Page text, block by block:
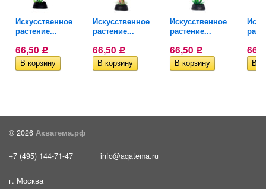
Искусственное
растение...
66,50 Р
Искусственное
растение...
66,50 Р
Искусственное
растение...
66,50 Р
© 2026 Акватема.рф
+7 (495) 144-71-47 info@aqatema.ru
г. Москва